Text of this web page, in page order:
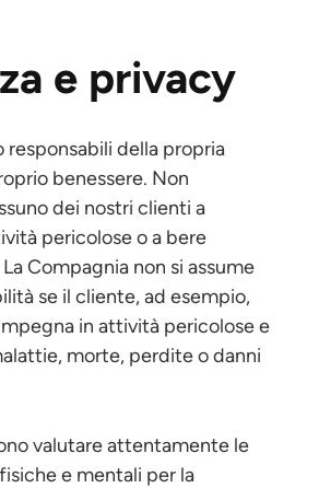
e privacy
responsabili della propria
benessere. Non
dei nostri clienti a
pericolose o a bere
Compagnia non si assume
se il cliente, ad esempio,
in attività pericolose e
morte, perdite o danni
valutare attentamente le
e mentali per la